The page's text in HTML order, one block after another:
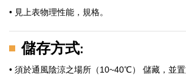
• 見上表物理性能，規格。
儲存方式:
• 須於通風陰涼之場所（10~40℃） 儲藏，並